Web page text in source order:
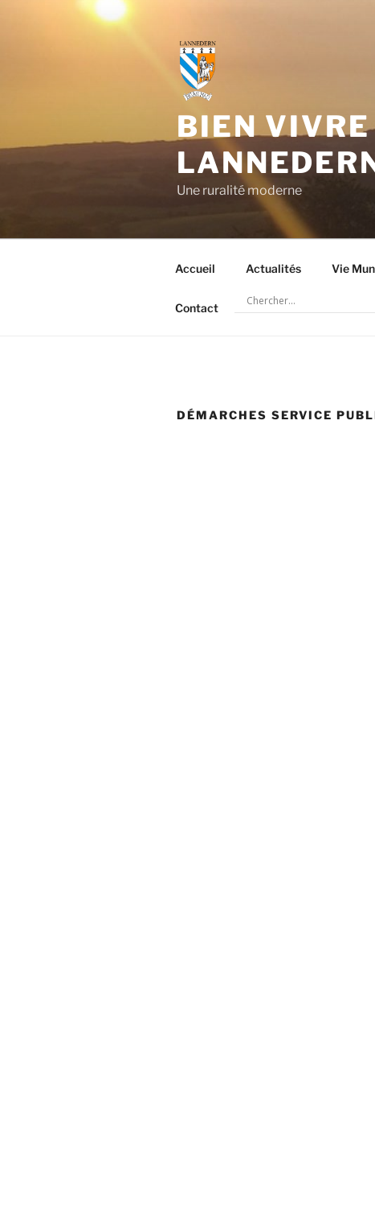
BIEN
Une ruralité moderne
Accueil Actualités Vie
Contact
DÉMARCHES SERVICE